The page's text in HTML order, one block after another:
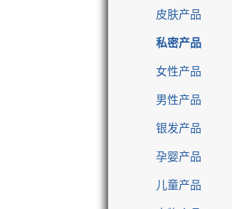
皮肤产品
私密产品
女性产品
男性产品
银发产品
孕婴产品
儿童产品